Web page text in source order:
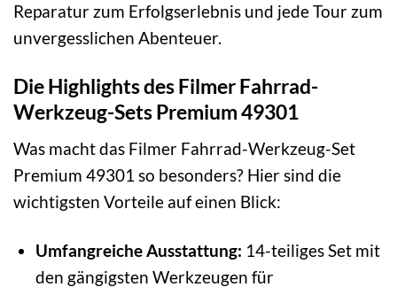
Reparatur zum Erfolgserlebnis und jede Tour zum
unvergesslichen Abenteuer.
Die Highlights des Filmer Fahrrad-
Werkzeug-Sets Premium 49301
Was macht das Filmer Fahrrad-Werkzeug-Set
Premium 49301 so besonders? Hier sind die
wichtigsten Vorteile auf einen Blick:
Umfangreiche Ausstattung: 14-teiliges Set mit
den gängigsten Werkzeugen für